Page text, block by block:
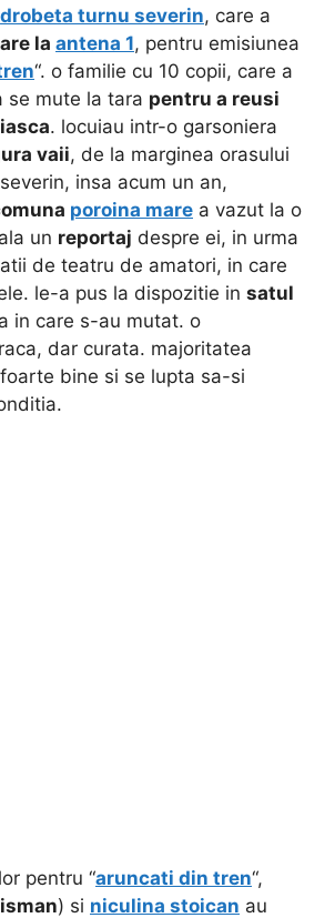
drobeta turnu severin, care a
la antena 1, pentru emisiunea
“. o familie cu 10 copii, care a
se mute la tara pentru a reusi
. locuiau intr-o garsoniera
vaii, de la marginea orasului
insa acum un an,
poroina mare a vazut la o
un reportaj despre ei, in urma
de teatru de amatori, in care
le-a pus la dispozitie in satul
in care s-au mutat. o
dar curata. majoritatea
bine si se lupta sa-si
pentru “aruncati din tren“,
) si niculina stoican au